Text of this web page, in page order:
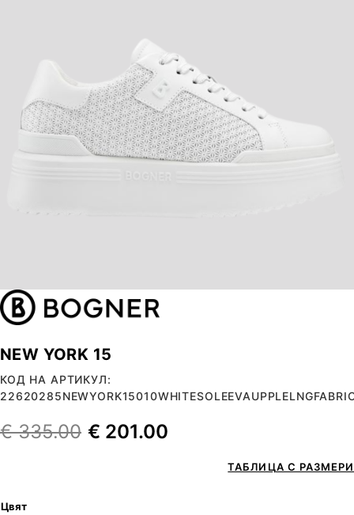
NEW YORK 15
КОД НА АРТИКУЛ:
€335.00 € 201.00
ТАБЛИЦА С РАЗМЕРИ
Цвят